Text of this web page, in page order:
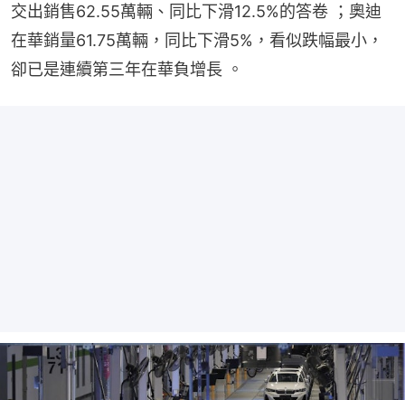
交出銷售62.55萬輛、同比下滑12.5%的答卷 ；奧迪
在華銷量61.75萬輛，同比下滑5%，看似跌幅最小，
卻已是連續第三年在華負增長 。